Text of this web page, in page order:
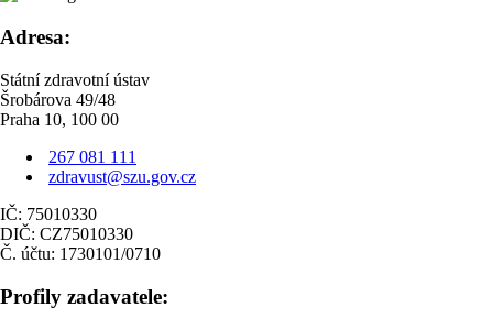
Adresa:
Státní zdravotní ústav
Šrobárova 49/48
Praha 10, 100 00
267 081 111
zdravust@szu.gov.cz
IČ: 75010330
DIČ: CZ75010330
Č. účtu: 1730101/0710
Profily zadavatele: